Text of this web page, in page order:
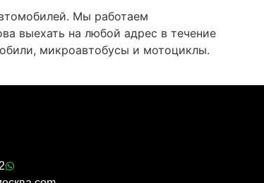
Мы работаем
выехать на любой адрес в течение
микроавтобусы и мотоциклы.